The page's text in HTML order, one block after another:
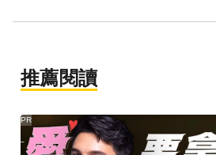
推薦閱讀
PR